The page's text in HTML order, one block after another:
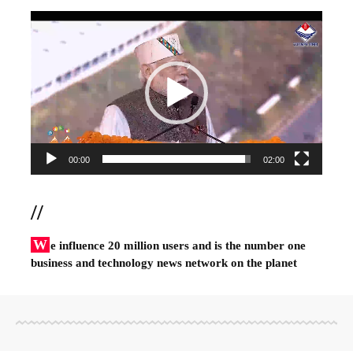
Video
00:00 02:00
//
W e influence 20 million users and is the number one
business and technology news network on the planet